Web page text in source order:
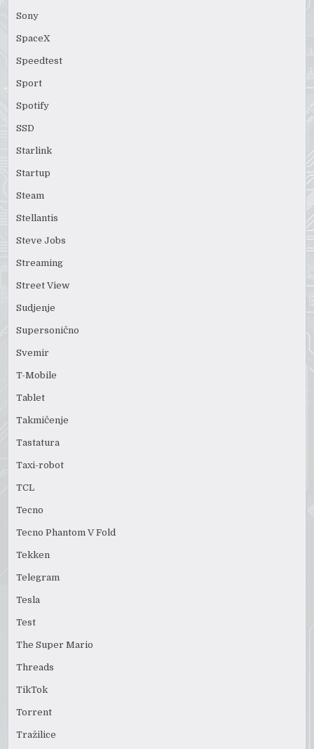
Sony
SpaceX
Speedtest
Sport
Spotify
SSD
Starlink
Startup
Steam
Stellantis
Steve Jobs
Streaming
Street View
Sudjenje
Supersonično
Svemir
T-Mobile
Tablet
Takmičenje
Tastatura
Taxi-robot
TCL
Tecno
Tecno Phantom V Fold
Tekken
Telegram
Tesla
Test
The Super Mario
Threads
TikTok
Torrent
Tražilice